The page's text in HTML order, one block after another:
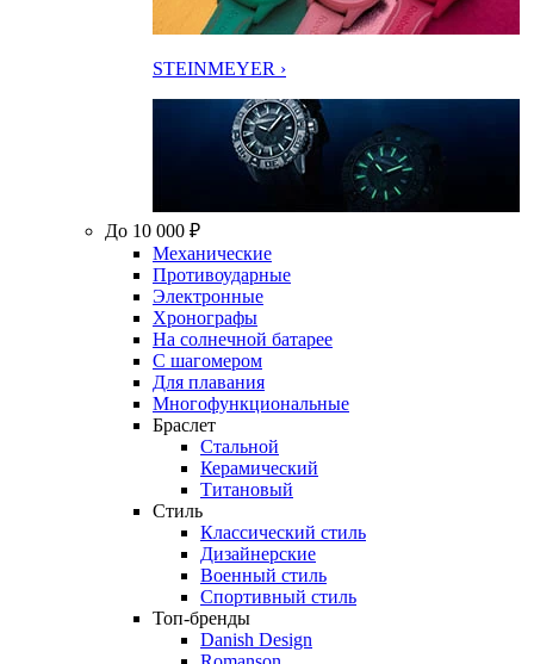
STEINMEYER ›
До 10 000 ₽
Механические
Противоударные
Электронные
Хронографы
На солнечной батарее
С шагомером
Для плавания
Многофункциональные
Браслет
Стальной
Керамический
Титановый
Стиль
Классический стиль
Дизайнерские
Военный стиль
Спортивный стиль
Топ-бренды
Danish Design